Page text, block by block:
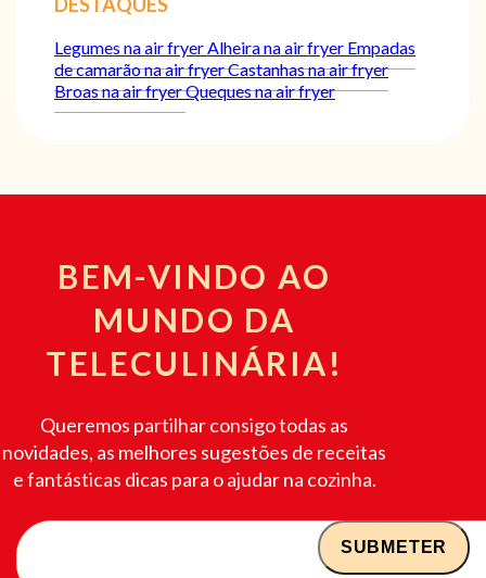
Legumes na air fryer Alheira na air fryer Empadas
de camarão na air fryerCastanhas na air fryer
Broas na air fryerQueques na air fryer
BEM-VINDO AO
MUNDO DA
TELECULINÁRIA!
Queremos partilhar consigo todas as
novidades, as melhores sugestões de receitas
e fantásticas dicas para o ajudar na cozinha.